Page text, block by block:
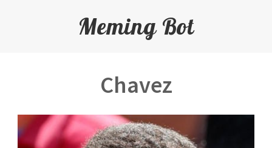
Meming Bot
Chavez